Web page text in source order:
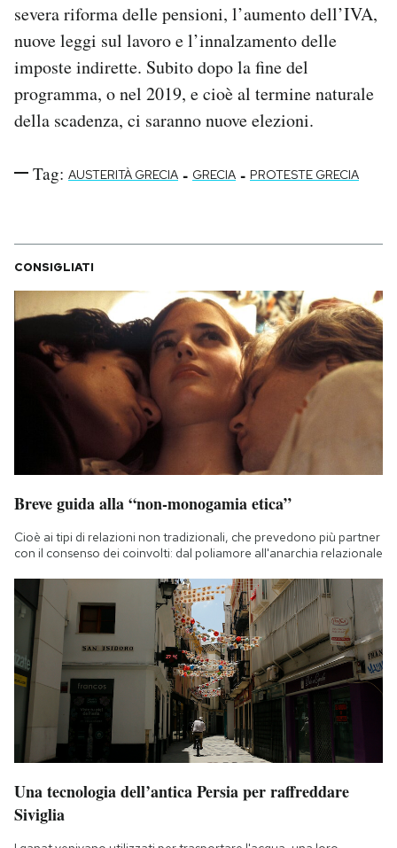
severa riforma delle pensioni, l’aumento dell’IVA,
nuove leggi sul lavoro e l’innalzamento delle
imposte indirette. Subito dopo la fine del
programma, o nel 2019, e cioè al termine naturale
della scadenza, ci saranno nuove elezioni.
Tag: AUSTERITÀ GRECIA - GRECIA - PROTESTE GRECIA
CONSIGLIATI
Breve guida alla “non-monogamia etica”
Cioè ai tipi di relazioni non tradizionali, che prevedono più partner
con il consenso dei coinvolti: dal poliamore all'anarchia relazionale
Una tecnologia dell’antica Persia per raffreddare
Siviglia